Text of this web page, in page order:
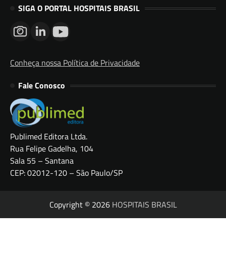
SIGA O PORTAL HOSPITAIS BRASIL
Conheça nossa Política de Privacidade
Fale Conosco
Publimed Editora Ltda.
Rua Felipe Gadelha, 104
Sala 55 – Santana
CEP: 02012-120 – São Paulo/SP
Copyright © 2026 HOSPITAIS BRASIL